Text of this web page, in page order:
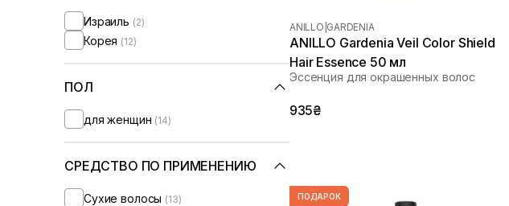
Израиль (2)
Корея (12)
ПОЛ
для женщин (14)
СРЕДСТВО ПО ПРИМЕНЕНИЮ
Сухие волосы (13)
ANILLO GARDENIA
ANILLO Gardenia Veil Color Shield
Hair Essence 50 мл
Эссенция для окрашенных волос
935₴
ПОДАРОК